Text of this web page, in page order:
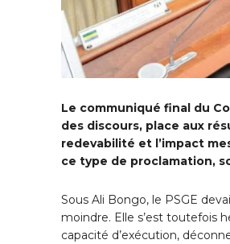
Le communiqué final du
des discours, place aux
redevabilité et l’impact
ce type de proclamation,
Sous Ali Bongo, le PSGE
moindre. Elle s’est toutefois
capacité d’exécution,